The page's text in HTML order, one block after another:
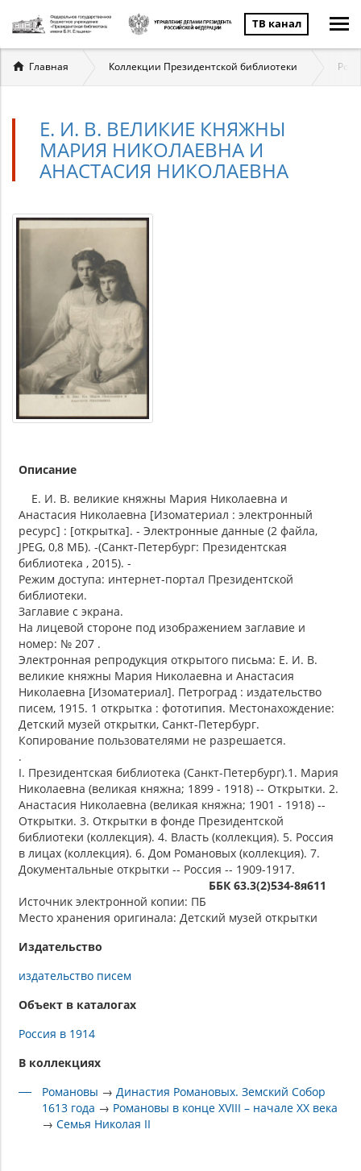
ТВ канал
Вы
здесь
Главная Коллекции Президентской библиотеки
Е. И. В. ВЕЛИКИЕ КНЯЖНЫ
МАРИЯ НИКОЛАЕВНА И
АНАСТАСИЯ НИКОЛАЕВНА
Описание
Е. И. В. великие княжны Мария Николаевна и
Анастасия Николаевна [Изоматериал : электронный
ресурс] : [открытка]. - Электронные данные (2 файла,
JPEG, 0,8 МБ). -(Санкт-Петербург: Президентская
библиотека , 2015). -
Режим доступа: интернет-портал Президентской
библиотеки.
Заглавие с экрана.
На лицевой стороне под изображением заглавие и
номер: № 207 .
Электронная репродукция открытого письма: Е. И. В.
великие княжны Мария Николаевна и Анастасия
Николаевна [Изоматериал]. Петроград : издательство
писем, 1915. 1 открытка : фототипия. Местонахождение:
Детский музей открытки, Санкт-Петербург.
Копирование пользователями не разрешается.
.
I. Президентская библиотека (Санкт-Петербург).1. Мария
Николаевна (великая княжна; 1899 - 1918) -- Открытки. 2.
Анастасия Николаевна (великая княжна; 1901 - 1918) --
Открытки. 3. Открытки в фонде Президентской
библиотеки (коллекция). 4. Власть (коллекция). 5. Россия
в лицах (коллекция). 6. Дом Романовых (коллекция). 7.
Документальные открытки -- Россия -- 1909-1917.
ББК 63.3(2)534-8я611
Источник электронной копии: ПБ
Место хранения оригинала: Детский музей открытки
Издательство
издательство писем
Объект в каталогах
Россия в 1914
В коллекциях
Романовы →Династия Романовых. Земский Собор
1613 года → Романовы в конце XVIII – начале XX века
→Семья Николая II